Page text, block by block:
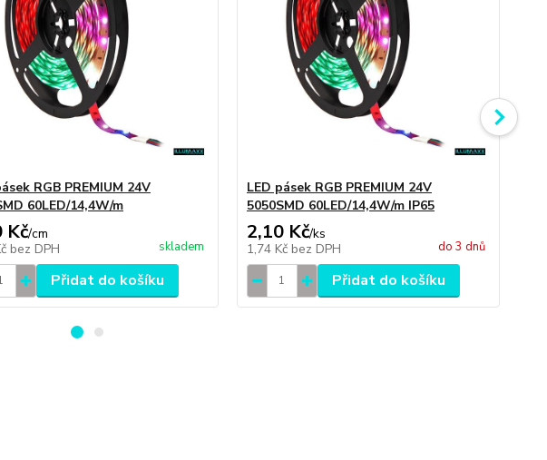
RGB PREMIUM 24V
60LED/14,4W/m
Kč/cm
bez DPH skladem
Přidat do košíku
LED pásek RGB PREMIUM 24V
5050SMD 60LED/14,4W/m IP65
2,10 Kč/ks
1,74 Kč bez DPH do 3 dnů
Přidat do košíku